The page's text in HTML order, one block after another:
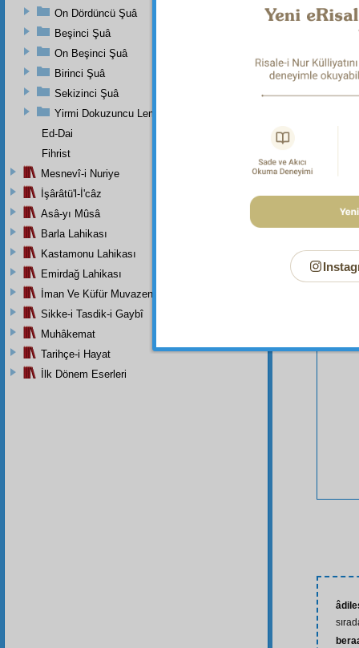
On Dördüncü Şuâ
Beşinci Şuâ
On Beşinci Şuâ
Birinci Şuâ
Sekizinci Şuâ
Yirmi Dokuzuncu Lem'adan İkinci Bab
Ed-Dai
Fihrist
Mesnevî-i Nuriye
İşârâtü'l-İ'câz
Asâ-yı Mûsâ
Barla Lahikası
Kastamonu Lahikası
Emirdağ Lahikası
İman Ve Küfür Muvazeneleri
Sikke-i Tasdik-i Gaybî
Muhâkemat
Tarihçe-i Hayat
İlk Dönem Eserleri